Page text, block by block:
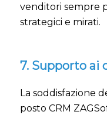
venditori sempre
strategici e mirati.
7. Supporto ai
La soddisfazione
posto CRM